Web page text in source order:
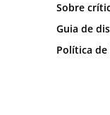
Sobre
Guia de
Política de